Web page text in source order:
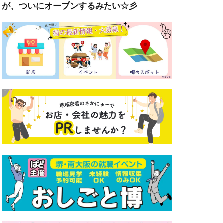
が、ついにオープンするみたい☆彡